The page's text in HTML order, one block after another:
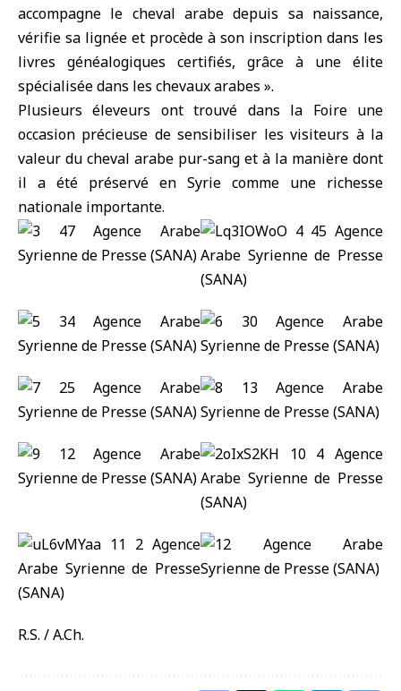
accompagne le cheval arabe depuis sa naissance,
vérifie sa lignée et procède à son inscription dans les
livres généalogiques certifiés, grâce à une élite
spécialisée dans les chevaux arabes ».
Plusieurs éleveurs ont trouvé dans la Foire une
occasion précieuse de sensibiliser les visiteurs à la
valeur du cheval arabe pur-sang et à la manière dont
il a été préservé en Syrie comme une richesse
nationale importante.
R.S. / A.Ch.